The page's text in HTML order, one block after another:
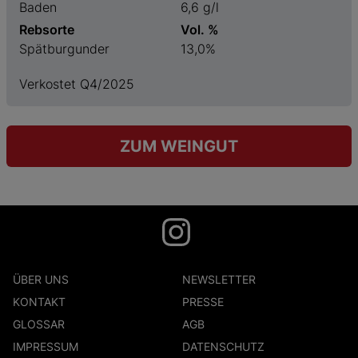
Baden
6,6 g/l
Rebsorte
Spätburgunder
Vol. %
13,0%
Verkostet Q4/2025
ZUM WEINGUT
ÜBER UNS
NEWSLETTER
KONTAKT
PRESSE
GLOSSAR
AGB
IMPRESSUM
DATENSCHUTZ